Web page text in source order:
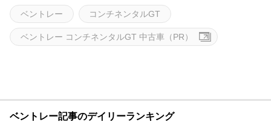
ベントレー コンチネンタルGT
ベントレー コンチネンタルGT 中古車（PR）
ベントレー記事のデイリーランキング